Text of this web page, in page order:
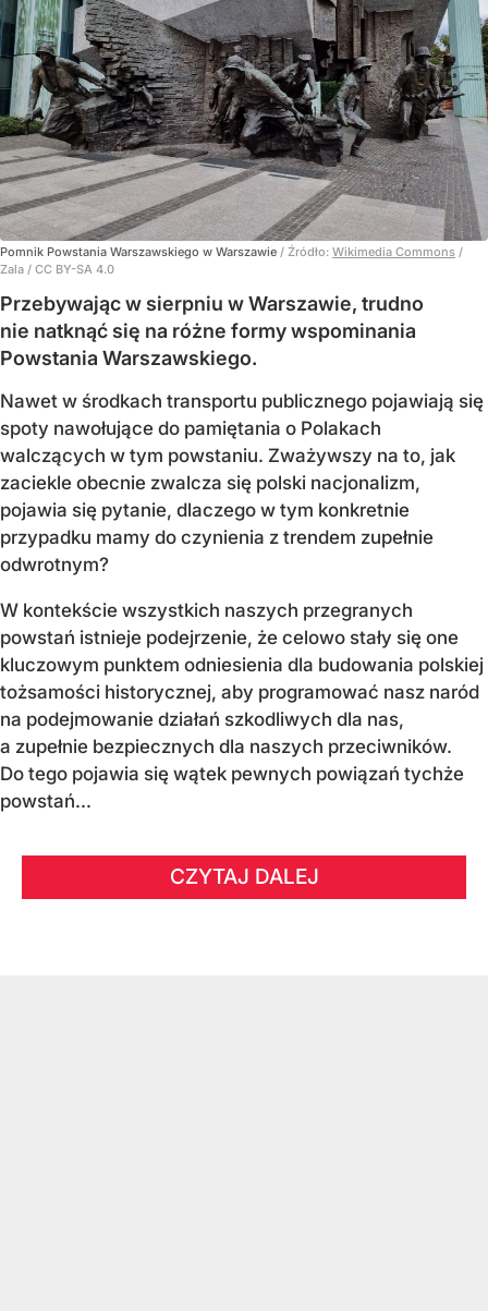
Pomnik Powstania Warszawskiego w Warszawie / Źródło: Wikimedia Commons /
Zala / CC BY-SA 4.0
Przebywając w sierpniu w Warszawie, trudno
nie natknąć się na różne formy wspominania
Powstania Warszawskiego.
Nawet w środkach transportu publicznego pojawiają się
spoty nawołujące do pamiętania o Polakach
walczących w tym powstaniu. Zważywszy na to, jak
zaciekle obecnie zwalcza się polski nacjonalizm,
pojawia się pytanie, dlaczego w tym konkretnie
przypadku mamy do czynienia z trendem zupełnie
odwrotnym?
W kontekście wszystkich naszych przegranych
powstań istnieje podejrzenie, że celowo stały się one
kluczowym punktem odniesienia dla budowania polskiej
tożsamości historycznej, aby programować nasz naród
na podejmowanie działań szkodliwych dla nas,
a zupełnie bezpiecznych dla naszych przeciwników.
Do tego pojawia się wątek pewnych powiązań tychże
powstań...
CZYTAJ DALEJ